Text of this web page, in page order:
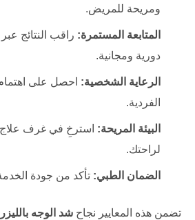
ومريحة للمريض.
المتابعة المستمرة: راقب النتائج
دورية ومجانية.
الرعاية الشخصية: احصل على
الفردية.
البيئة المريحة: استرخِ في غرف علاج
لراحتك.
الضمان الطبي: تأكد من جودة
تضمن هذه المعايير نجاح شد الوجه